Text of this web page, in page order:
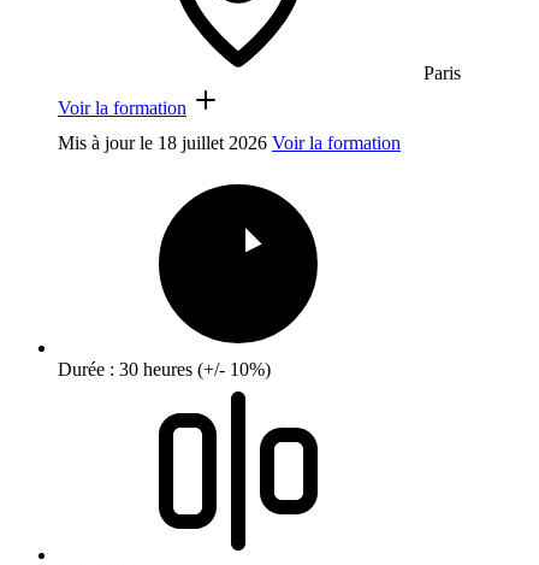
Paris
Voir la formation
Mis à jour le 18 juillet 2026 Voir la formation
Durée : 30 heures (+/- 10%)